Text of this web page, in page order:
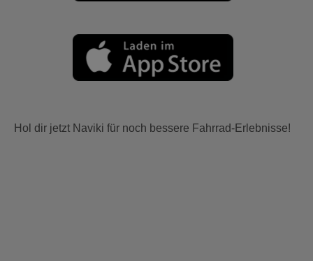
Hol dir jetzt Naviki für noch bessere Fahrrad-Erlebnisse!